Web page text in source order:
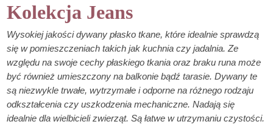
Kolekcja Jeans
Wysokiej jakości dywany płasko tkane, które idealnie sprawdzą
się w pomieszczeniach takich jak kuchnia czy jadalnia. Ze
względu na swoje cechy płaskiego tkania oraz braku runa może
być również umieszczony na balkonie bądź tarasie. Dywany te
są niezwykle trwałe, wytrzymałe i odporne na różnego rodzaju
odkształcenia czy uszkodzenia mechaniczne. Nadają się
idealnie dla wielbicieli zwierząt. Są łatwe w utrzymaniu czystości.